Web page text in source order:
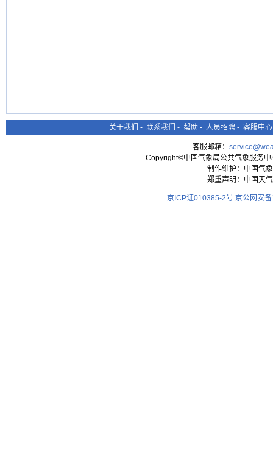
关于我们 - 联系我们 - 帮助 - 人员招聘 - 客服中心
客服邮箱：
Copyright©中国气象局公共气象服务
制作维护：中国气
郑重声明：中国天
京ICP证010385-2号 京公网安